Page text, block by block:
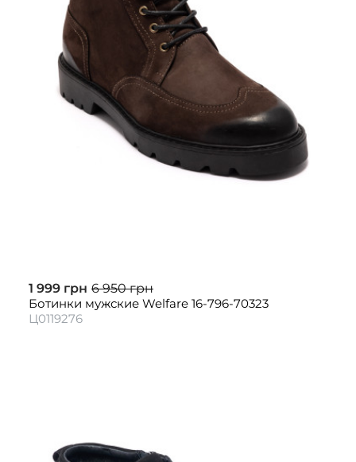
1 999 грн 6 950 грн
Ботинки мужские Welfare 16-796-70323
Ц0119276